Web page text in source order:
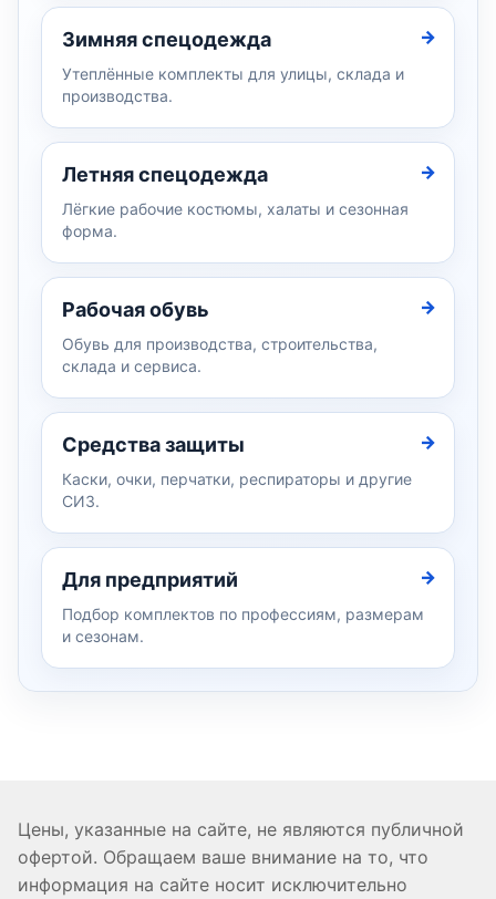
Зимняя спецодежда
Утеплённые комплекты для улицы, склада и
производства.
Летняя спецодежда
Лёгкие рабочие костюмы, халаты и сезонная
форма.
Рабочая обувь
Обувь для производства, строительства,
склада и сервиса.
Средства защиты
Каски, очки, перчатки, респираторы и другие
СИЗ.
Для предприятий
Подбор комплектов по профессиям, размерам
и сезонам.
Цены, указанные на сайте, не являются публичной
офертой. Обращаем ваше внимание на то, что
информация на сайте носит исключительно